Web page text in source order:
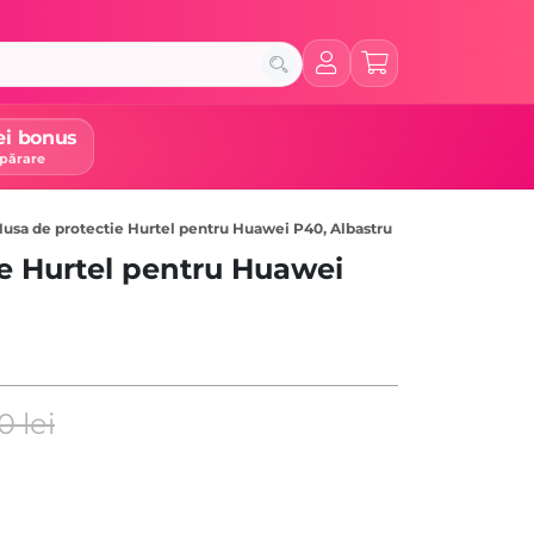
bonus
de protectie Hurtel pentru Huawei P40, Albastru
Hurtel pentru Huawei
lei